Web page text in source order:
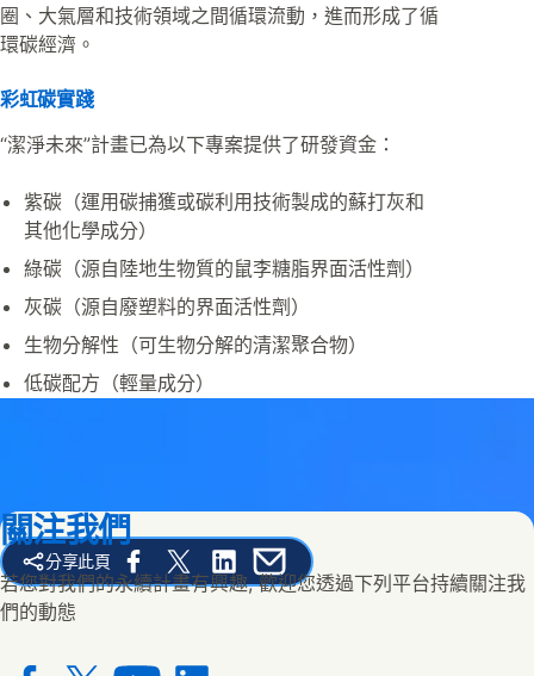
圈、大氣層和技術領域之間循環流動，進而形成了循
環碳經濟。
彩虹碳實踐
“潔淨未來”計畫已為以下專案提供了研發資金：
紫碳（運用碳捕獲或碳利用技術製成的蘇打灰和
其他化學成分）
綠碳（源自陸地生物質的鼠李糖脂界面活性劑）
灰碳（源自廢塑料的界面活性劑）
生物分解性（可生物分解的清潔聚合物）
低碳配方（輕量成分）
分享此頁
Share this page on Facebook
Share this page on X
Share this page on Linked In
Share this page on E-mail
關注我們
若您對我們的永續計畫有興趣, 歡迎您透過下列平台持續關注我
們的動態